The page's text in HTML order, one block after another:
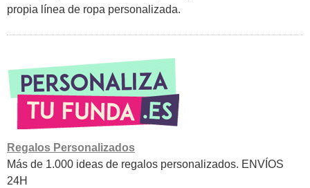
propia línea de ropa personalizada.
Regalos Personalizados
Más de 1.000 ideas de regalos personalizados. ENVÍOS
24H